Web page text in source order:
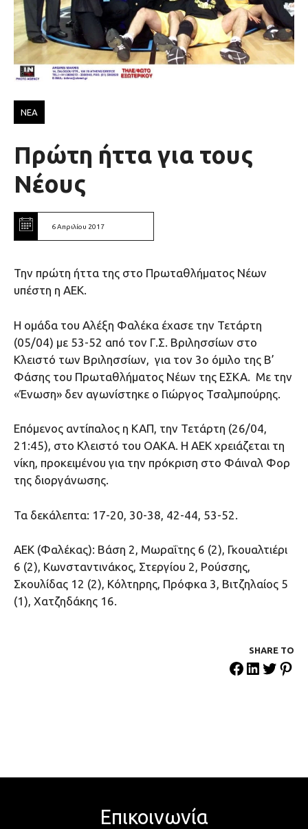
ΝΕΑ
Πρώτη ήττα για τους
Νέους
6 Απριλίου 2017
Την πρώτη ήττα της στο Πρωταθλήματος Νέων
υπέστη η ΑΕΚ.
Η ομάδα του Αλέξη Φαλέκα έχασε την Τετάρτη
(05/04) με 53-52 από τον Γ.Σ. Βριλησσίων στο
Κλειστό των Βριλησσίων, για τον 3ο όμιλο της Β’
Φάσης του Πρωταθλήματος Νέων της ΕΣΚΑ. Με την
«Ένωση» δεν αγωνίστηκε ο Γιώργος Τσαλμπούρης.
Επόμενος αντίπαλος η ΚΑΠ, την Τετάρτη (26/04,
21:45), στο Κλειστό του ΟΑΚΑ. Η ΑΕΚ χρειάζεται τη
νίκη, προκειμένου για την πρόκριση στο Φάιναλ Φορ
της διοργάνωσης.
Τα δεκάλεπτα: 17-20, 30-38, 42-44, 53-52.
ΑΕΚ (Φαλέκας): Βάση 2, Μωραΐτης 6 (2), Γκουαλτιέρι
6 (2), Κωνσταντινάκος, Στεργίου 2, Ρούσσης,
Σκουλίδας 12 (2), Κόλτηρης, Πρόφκα 3, Βιτζηλαίος 5
(1), Χατζηδάκης 16.
SHARE ΤΟ
Επικοινωνία